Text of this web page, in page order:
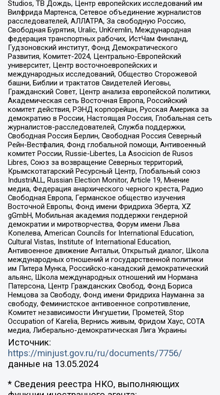
Studios, ТВ Дождь, Центр европейских исследований им
Вилфрида Мартенса, Сетевое объединение журналистов
расследователей, АЛЛАТРА, За свободную Россию,
Свободная Бурятия, Uralic, UnKremlin, Международная
федерация транспортных рабочих, ИстЧам Финланд,
Гудзоновский институт, Фонд Демократического
Развития, Комитет-2024, Центрально-Европейский
университет, Центр восточноевропейских и
международных исследований, Общество Сторожевой
башни, Библии и трактатов Свидетелей Иеговы,
Гражданский Совет, Центр анализа европейской политики,
Академическая сеть Восточная Европа, Российский
комитет действия, РЭНД корпорейшн, Русская Америка за
демократию в России, Настоящая Россия, Глобальная сеть
журналистов-расследователей, Служба поддержки,
Свободная Россия Берлин, Свободная Россия Северный
Рейн-Вестфалия, Фонд глобальной помощи, Антивоенный
комитет России, Russie-Libertes, La Asocicion de Rusos
Libres, Союз за возвращение Северных территорий,
Крымскотатарский Ресурсный Центр, Глобальный союз
IndustriALL, Russian Election Monitor, Article 19, Мнение
медиа, Федерация анархического черного креста, Радио
Свободная Европа, Германское общество изучения
Восточной Европы, Фонд имени Фридриха Эберта, XZ
gGmbH, Мобильная академия поддержки гендерной
демократии и миротворчества, Форум имени Льва
Копелева, American Councils for International Education,
Cultural Vistas, Institute of International Education,
Антивоенное движение Антальи, Открытый диалог, Школа
международных отношений и государственной политики
им Питера Мунка, Российско-канадский демократический
альянс, Школа международных отношений им Нормана
Патерсона, Центр Гражданских Свобод, Фонд Бориса
Немцова за Свободу, Фонд имени Фридриха Науманна за
свободу, Феминистское антивоенное сопротивление,
Комитет независимости Ингушетии, Прометей, Stop
Occupation of Karelia, Вернись живым, Фридом Хаус, СОТА
медиа, Либерально-демократическая Лига Украины
Источник:
https://minjust.gov.ru/ru/documents/7756/
данные на 13.05.2024
* Сведения реестра НКО, выполняющих